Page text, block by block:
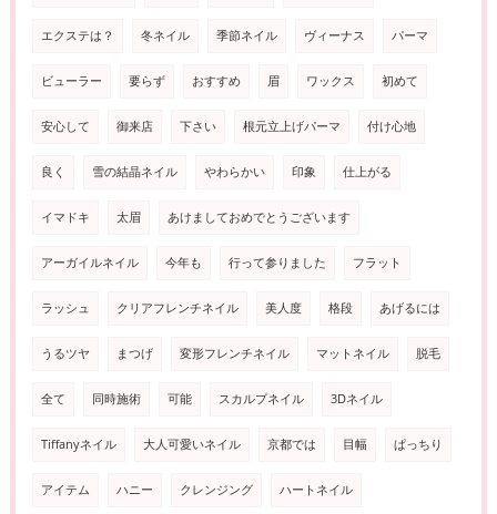
エクステは？ 冬ネイル 季節ネイル ヴィーナス パーマ
ビューラー 要らず おすすめ 眉 ワックス 初めて
安心して 御来店 下さい 根元立上げパーマ 付け心地
良く 雪の結晶ネイル やわらかい 印象 仕上がる
イマドキ 太眉 あけましておめでとうございます
アーガイルネイル 今年も 行って参りました フラット
ラッシュ クリアフレンチネイル 美人度 格段 あげるには
うるツヤ まつげ 変形フレンチネイル マットネイル 脱毛
全て 同時施術 可能 スカルプネイル 3Dネイル
Tiffanyネイル 大人可愛いネイル 京都では 目幅 ぱっちり
アイテム ハニー クレンジング ハートネイル